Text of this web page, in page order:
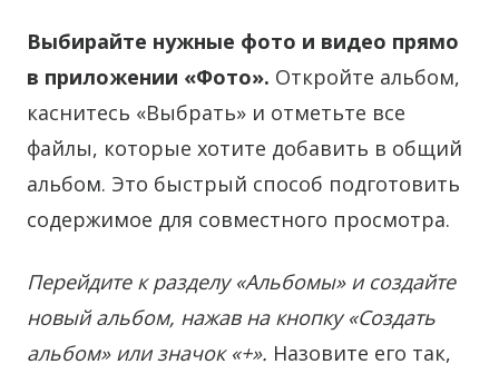
Выбирайте нужные фото и видео прямо
в приложении «Фото». Откройте альбом,
каснитесь «Выбрать» и отметьте все
файлы, которые хотите добавить в общий
альбом. Это быстрый способ подготовить
содержимое для совместного просмотра.
Перейдите к разделу «Альбомы» и создайте
новый альбом, нажав на кнопку «Создать
альбом» или значок «+». Назовите его так,